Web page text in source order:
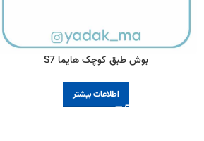
بوش طبق کوچک هایما S7
اطلاعات بیشتر